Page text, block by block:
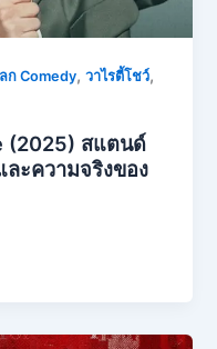
ก Comedy,วาไรตี้โชว์,
(2025) สแตนด์
ะความจริงของ